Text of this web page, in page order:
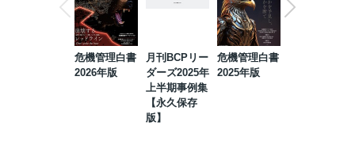
危機管理白書
2026年版
月刊BCPリー
ダーズ2025年
上半期事例集
【永久保存
版】
危機管理白書
2025年版